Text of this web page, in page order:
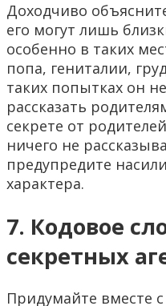
Доходчиво
его могут лишь
особенно в таких
попа, гениталии,
таких попытках он
рассказать
секрете от
ничего не
предупредите
характера.
7. Кодовое
секретных
Придумайте вместе